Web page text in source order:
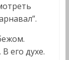
его духе.